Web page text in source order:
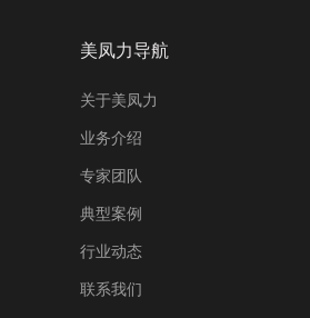
美凤力导航
关于美凤力
业务介绍
专家团队
典型案例
行业动态
联系我们